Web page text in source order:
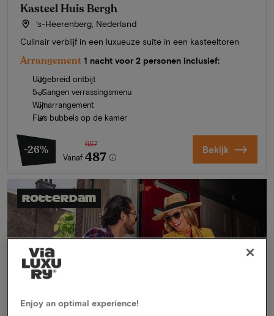
Kasteel Huis Bergh
‘s-Heerenberg, Nederland
Culinair verblijf in een luxueuze suite in een kasteeltoren
Arrangement 1 nacht voor 2 personen inclusief:
Uitgebreid ontbijt
5-Gangen verrassingsmenu
Wijnarrangement
Fles bubbels op de kamer
-26%
Vanaf
657
487 Bekijk
Rotterdam
Enjoy an optimal experience!